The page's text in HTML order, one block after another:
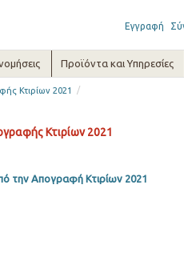
Εγγραφή
Προϊόντα και Υπηρεσίες
Κτιρίων 2021 /
Κτιρίων 2021
την Απογραφή Κτιρίων 2021